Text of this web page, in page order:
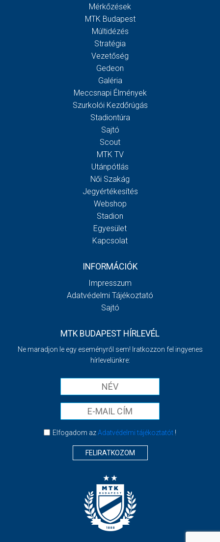
Mérkőzések
MTK Budapest
Múltidézés
Stratégia
Vezetőség
Gedeon
Galéria
Meccsnapi Élmények
Szurkolói Kezdőrúgás
Stadiontúra
Sajtó
Scout
MTK TV
Utánpótlás
Női Szakág
Jegyértékesítés
Webshop
Stadion
Egyesület
Kapcsolat
INFORMÁCIÓK
Impresszum
Adatvédelmi Tájékoztató
Sajtó
MTK BUDAPEST HÍRLEVÉL
Ne maradjon le egy eseményről sem! Iratkozzon fel ingyenes
hírlevelünkre:
Elfogadom azAdatvédelmi tájékoztatót!
FELIRATKOZOM